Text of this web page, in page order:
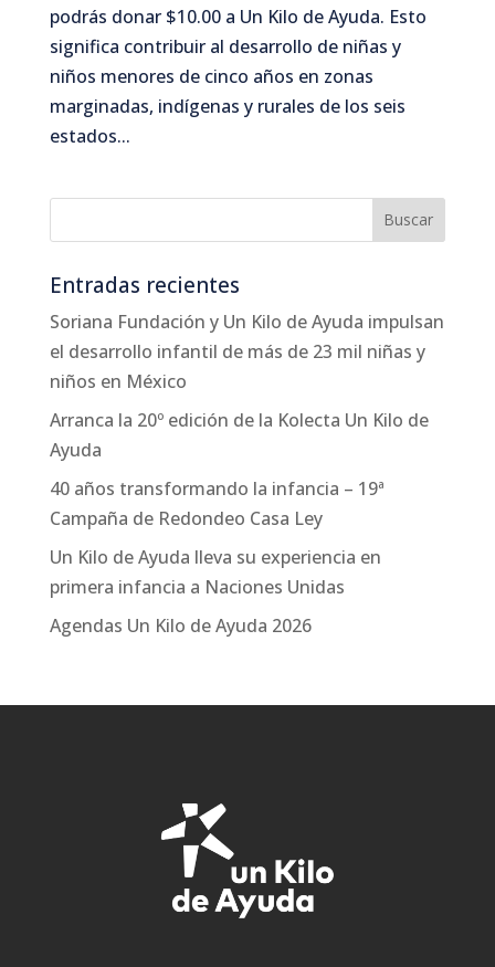
podrás donar $10.00 a Un Kilo de Ayuda. Esto
significa contribuir al desarrollo de niñas y
niños menores de cinco años en zonas
marginadas, indígenas y rurales de los seis
estados...
Entradas recientes
Soriana Fundación y Un Kilo de Ayuda impulsan
el desarrollo infantil de más de 23 mil niñas y
niños en México
Arranca la 20º edición de la Kolecta Un Kilo de
Ayuda
40 años transformando la infancia – 19ª
Campaña de Redondeo Casa Ley
Un Kilo de Ayuda lleva su experiencia en
primera infancia a Naciones Unidas
Agendas Un Kilo de Ayuda 2026